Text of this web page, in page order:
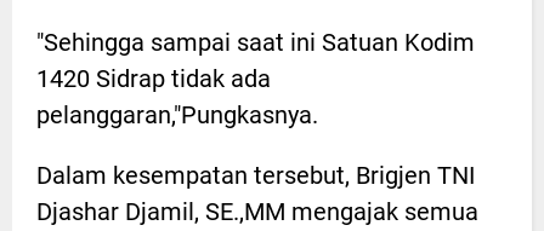
"Sehingga sampai saat ini Satuan Kodim
1420 Sidrap tidak ada
pelanggaran,"Pungkasnya.
Dalam kesempatan tersebut, Brigjen TNI
Djashar Djamil, SE.,MM mengajak semua